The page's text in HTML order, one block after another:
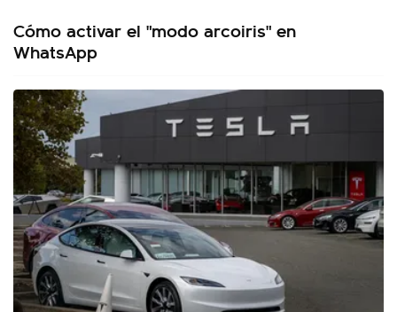
Cómo activar el "modo arcoiris" en
WhatsApp